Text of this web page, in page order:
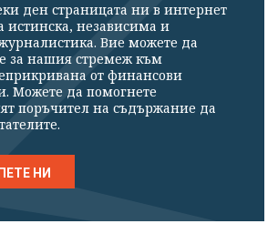
ден страницата ни в интернет
истинска, независима и
Вие можете да
за нашия стремеж към
от финансови
Можете да помогнете
поръчител на съдържание да
НИ